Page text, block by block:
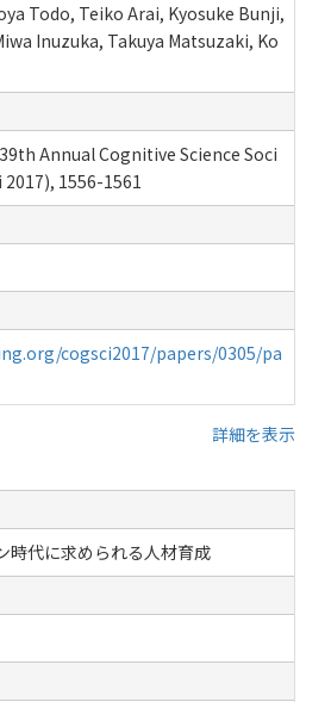
Todo, Teiko Arai, Kyosuke Bunji,
Inuzuka, Takuya Matsuzaki, Ko
Annual Cognitive Science Soci
1556-1561
cogsci2017/papers/0305/pa
詳細を表示
時代に求められる人材育成